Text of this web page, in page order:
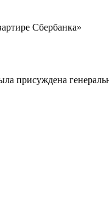
Сбербанка»
присуждена